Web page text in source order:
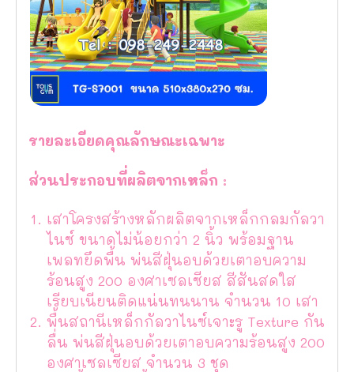
รายละเอียดคุณลักษณะเฉพาะ
ส่วนประกอบที่ผลิตจากเหล็ก :
เสาโครงสร้างหลักผลิตจากเหล็กกลมกัลวา
ไนซ์ ขนาดไม่น้อยกว่า 2 นิ้ว พร้อมฐาน
เพลทยึดพื้น พ่นสีฝุ่นอบด้วยเตาอบความ
ร้อนสูง 200 องศาเซลเซียส สีสันสดใส
เรียบเนียนติดแน่นทนนาน จำนวน 10 เสา
พื้นสถานีเหล็กกัลวาไนซ์เจาะรู Texture กัน
ลื่น พ่นสีฝุ่นอบด้วยเตาอบความร้อนสูง 200
องศาเซลเซียส จำนวน 3 ชุด